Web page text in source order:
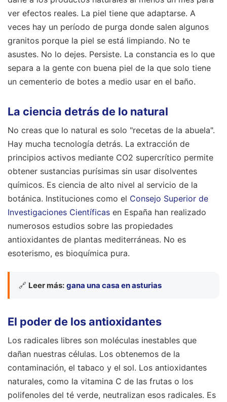
ver efectos reales. La piel tiene que adaptarse. A
veces hay un período de purga donde salen algunos
granitos porque la piel se está limpiando. No te
asustes. No lo dejes. Persiste. La constancia es lo que
separa a la gente con buena piel de la que solo tiene
un cementerio de botes a medio usar en el baño.
La ciencia detrás de lo natural
No creas que lo natural es solo "recetas de la abuela".
Hay mucha tecnología detrás. La extracción de
principios activos mediante CO2 supercrítico permite
obtener sustancias purísimas sin usar disolventes
químicos. Es ciencia de alto nivel al servicio de la
botánica. Instituciones como el Consejo Superior de
Investigaciones Científicas en España han realizado
numerosos estudios sobre las propiedades
antioxidantes de plantas mediterráneas. No es
esoterismo, es bioquímica pura.
🔗 Leer más: gana una casa en asturias
El poder de los antioxidantes
Los radicales libres son moléculas inestables que
dañan nuestras células. Los obtenemos de la
contaminación, el tabaco y el sol. Los antioxidantes
naturales, como la vitamina C de las frutas o los
polifenoles del té verde, neutralizan esos radicales. Es